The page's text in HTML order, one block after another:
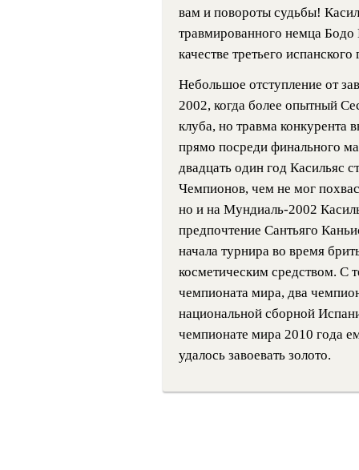
вам и повороты судьбы!
травмированного немца
качестве третьего испанского
Небольшое отступление от
2002, когда более опытный
клуба, но травма конкурента
прямо посреди финального
двадцать один год Касильяс
Чемпионов, чем не мог
но и на Мундиаль-2002
предпочтение Сантьяго
начала турнира во время
косметическим средством. С
чемпионата мира, два
национальной сборной
чемпионате мира 2010 года
удалось завоевать золото.